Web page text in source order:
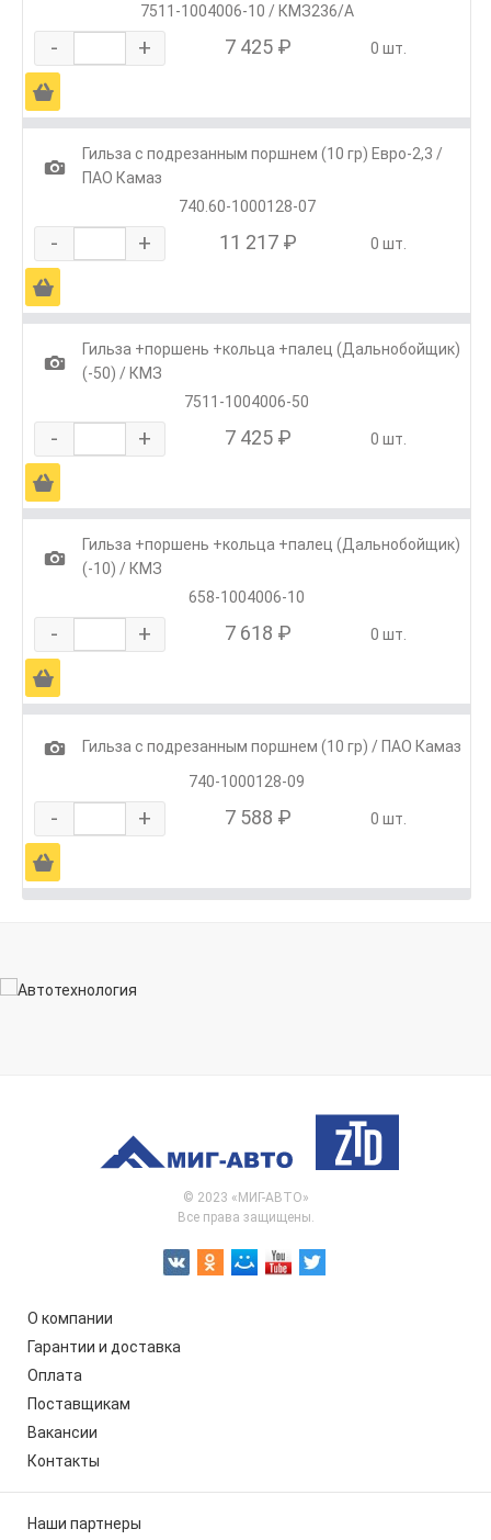
7511-1004006-10 / КМЗ236/А
- + 7 425 ₽ 0 шт.
Ä
1
Гильза с подрезанным поршнем (10 гр) Евро-2,3 /
ПАО Камаз
740.60-1000128-07
- + 11 217 ₽ 0 шт.
Ä
1
Гильза +поршень +кольца +палец (Дальнобойщик)
(-50) / КМЗ
7511-1004006-50
- + 7 425 ₽ 0 шт.
Ä
1
Гильза +поршень +кольца +палец (Дальнобойщик)
(-10) / КМЗ
658-1004006-10
- + 7 618 ₽ 0 шт.
Ä
1
Гильза с подрезанным поршнем (10 гр) / ПАО Камаз
740-1000128-09
- + 7 588 ₽ 0 шт.
Ä
© 2023 «МИГ-АВТО»
Все права защищены.
О компании
Гарантии и доставка
Оплата
Поставщикам
Вакансии
Контакты
Наши партнеры